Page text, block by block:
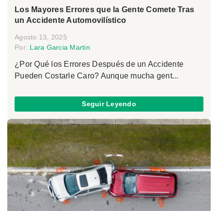
Los Mayores Errores que la Gente Comete Tras
un Accidente Automovilístico
Agosto 13, 2025
Por: Lara Garcia Martin
¿Por Qué los Errores Después de un Accidente
Pueden Costarle Caro? Aunque mucha gent...
Seguir Leyendo